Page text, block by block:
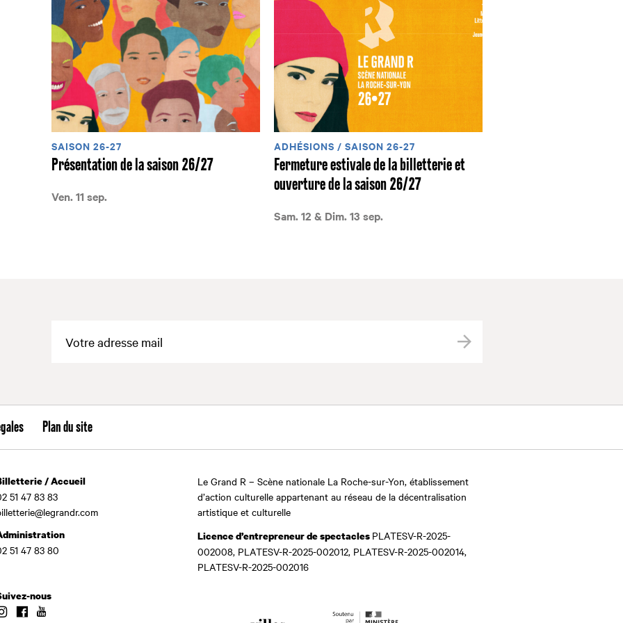
SAISON 26-27
Présentation de la saison 26/27
Ven. 11 sep.
ADHÉSIONS / SAISON 26-27
Fermeture estivale de la billetterie et
ouverture de la saison 26/27
Sam. 12 & Dim. 13 sep.
Valider
Plan du site
/ Accueil
51 47 83 83
51 47 83 80
nous
InstagramFacebook
Le Grand R – Scène nationale La Roche-sur-Yon, établissement
d’action culturelle appartenant au réseau de la décentralisation
artistique et culturelle
Licence d’entrepreneur de spectacles PLATESV-R-2025-
002008, PLATESV-R-2025-002012, PLATESV-R-2025-002014,
PLATESV-R-2025-002016